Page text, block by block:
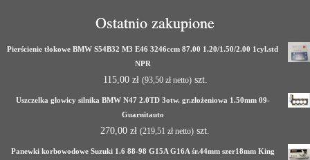
Ostatnio zakupione
Pierścienie tłokowe BMW S54B32 M3 E46 3246ccm 87.00 1.20/1.50/2.00 1cyl.std
NPR
115,00 zł (93,50 złnetto)szt.
Uszczelka głowicy silnika BMW N47 2.0TD 3otw. gr.złożeniowa 1.50mm 09-
Guarnitauto
270,00 zł (219,51 zł netto) szt.
Panewki korbowodowe Suzuki 1.6 88-98 G15A G16A śr.44mm szer18mm King